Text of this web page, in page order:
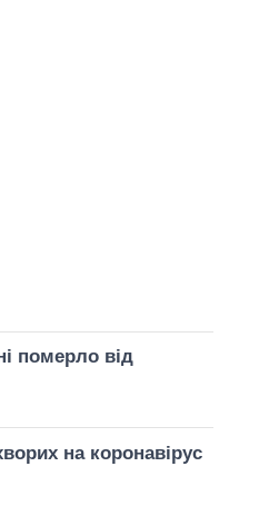
померло від
на коронавірус